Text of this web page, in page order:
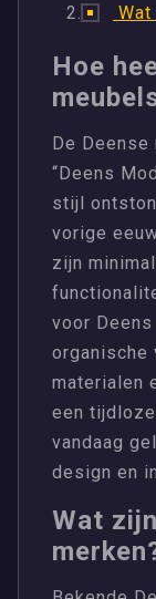
Hoe
De
“Deens
stijl
vorige
zijn
voor
organische
materialen
een
vandaag
design en
Wat